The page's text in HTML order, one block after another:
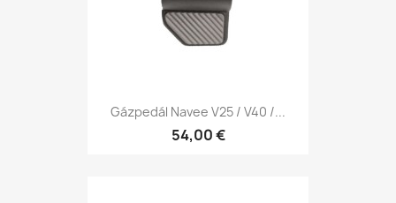
Gázpedál Navee V25 / V40 /...
54,00 €